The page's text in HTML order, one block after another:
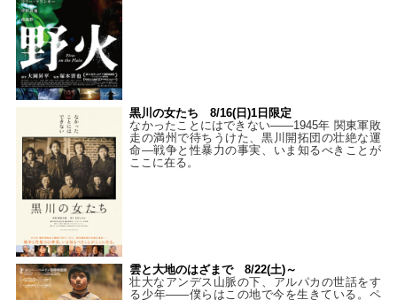
黒川の女たち 8/16(日)1日限定
なかったことにはできない——1945年 関東軍敗
走の満州で待ちうけた、黒川開拓団の壮絶な運
命―戦争と性暴力の事実、いま知るべきことが
ここに在る。
雲と大地のはざまで 8/22(土)～
壮大なアンデス山脈の下、アルパカの世話をす
る少年――僕らはこの地で今を生きている。ペ